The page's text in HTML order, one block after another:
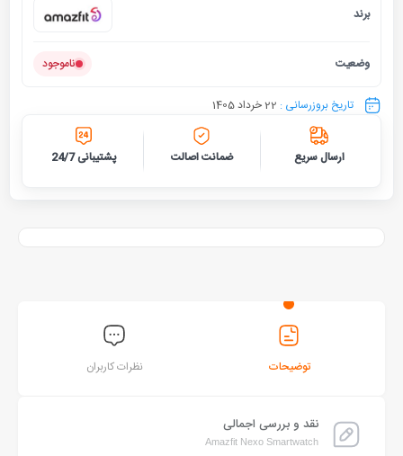
برند
وضعیت ناموجود
تاریخ بروزرسانی : 22 خرداد 1405
ارسال سریع ضمانت اصالت پشتیبانی 24/7
توضیحات نظرات کاربران
نقد و بررسی اجمالی
Amazfit Nexo Smartwatch